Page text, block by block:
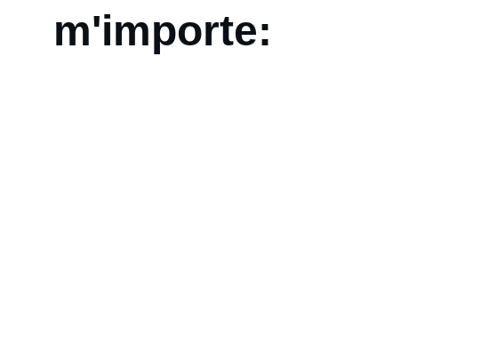
m'importe: